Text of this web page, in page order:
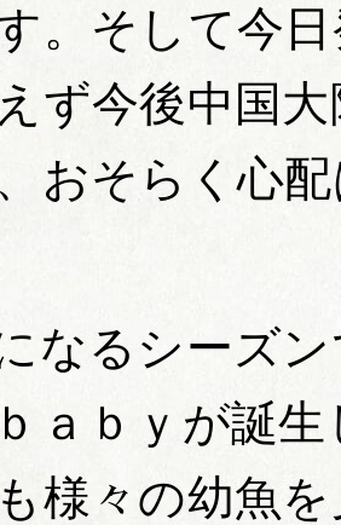
。そして今
ず今後中国
おそらく心
なるシーズ
ａｂｙが誕
様々の幼魚